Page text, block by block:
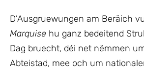
D’Ausgruewungen am Beräich
Marquise hu ganz bedeitend
Dag bruecht, déi net nëmmen
Abteistad, mee och um